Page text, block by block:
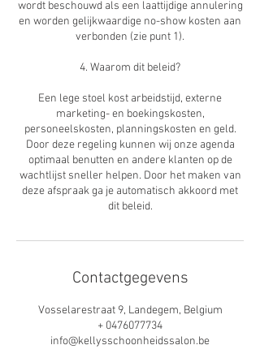
wordt beschouwd als een laattijdige annulering
en worden gelijkwaardige no-show kosten aan
verbonden (zie punt 1).
4. Waarom dit beleid?
Een lege stoel kost arbeidstijd, externe
marketing- en boekingskosten,
personeelskosten, planningskosten en geld.
Door deze regeling kunnen wij onze agenda
optimaal benutten en andere klanten op de
wachtlijst sneller helpen. Door het maken van
deze afspraak ga je automatisch akkoord met
dit beleid.
Contactgegevens
Vosselarestraat 9, Landegem, Belgium
+ 0476077734
info@kellysschoonheidssalon.be